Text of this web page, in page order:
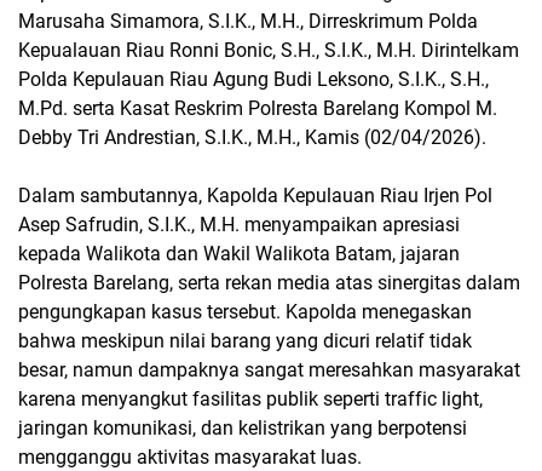
Marusaha Simamora, S.I.K., M.H., Dirreskrimum Polda
Kepualauan Riau Ronni Bonic, S.H., S.I.K., M.H. Dirintelkam
Polda Kepulauan Riau Agung Budi Leksono, S.I.K., S.H.,
M.Pd. serta Kasat Reskrim Polresta Barelang Kompol M.
Debby Tri Andrestian, S.I.K., M.H., Kamis (02/04/2026).
Dalam sambutannya, Kapolda Kepulauan Riau Irjen Pol
Asep Safrudin, S.I.K., M.H. menyampaikan apresiasi
kepada Walikota dan Wakil Walikota Batam, jajaran
Polresta Barelang, serta rekan media atas sinergitas dalam
pengungkapan kasus tersebut. Kapolda menegaskan
bahwa meskipun nilai barang yang dicuri relatif tidak
besar, namun dampaknya sangat meresahkan masyarakat
karena menyangkut fasilitas publik seperti traffic light,
jaringan komunikasi, dan kelistrikan yang berpotensi
mengganggu aktivitas masyarakat luas.